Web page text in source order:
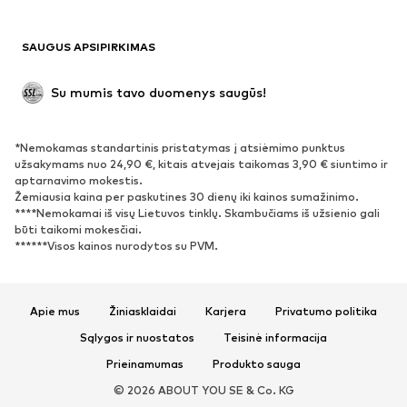
Proginiai
Išskirtiniai
BATAI
Naujienos
Sportbačiai
Aulinukai
Batai su kulniukais
Auliniai batai
Įsispiriami bateliai
Šlepetės
SAUGUS APSIPIRKIMAS
Su mumis tavo duomenys saugūs!
*Nemokamas standartinis pristatymas į atsiėmimo punktus
užsakymams nuo 24,90 €, kitais atvejais taikomas 3,90 € siuntimo ir
aptarnavimo mokestis.
Žemiausia kaina per paskutines 30 dienų iki kainos sumažinimo.
****Nemokamai iš visų Lietuvos tinklų. Skambučiams iš užsienio gali
būti taikomi mokesčiai.
******Visos kainos nurodytos su PVM.
Apie mus Žiniasklaidai Karjera
Privatumo politika
Sąlygos ir nuostatos
Teisinė informacija
Prieinamumas
Produkto sauga
© 2026 ABOUT YOU SE & Co. KG